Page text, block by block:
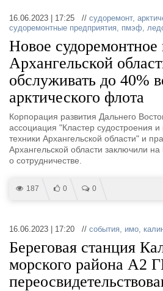
16.06.2023 | 17:25 // судоремонт,
судоремонтные предприятия, пмэф,
Новое судоремонтное
Архангельской
обслуживать до 40%
арктического флота
Корпорация развития Дальнего
ассоциация "Кластер судостроения и
техники Архангельской области" и
Архангельской области заключили
о сотрудничестве.
187 0 0
16.06.2023 | 17:20 // события, имо,
Береговая станция
морского района А2